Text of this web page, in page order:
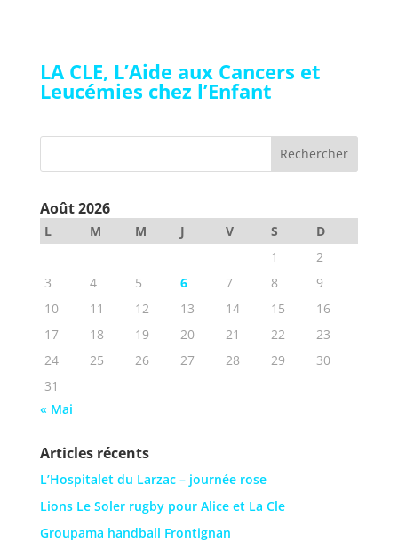
LA CLE, L’Aide aux Cancers et
Leucémies chez l’Enfant
Août 2026
L M M J V S
D
1
2
3
4 5 6 7 8
9
10
11 12 13 14 15
16
17
18 19 20 21 22
23
24
25 26 27 28 29
30
31
« Mai
Articles récents
L’Hospitalet du Larzac – journée rose
Lions Le Soler rugby pour Alice et La Cle
Groupama handball Frontignan